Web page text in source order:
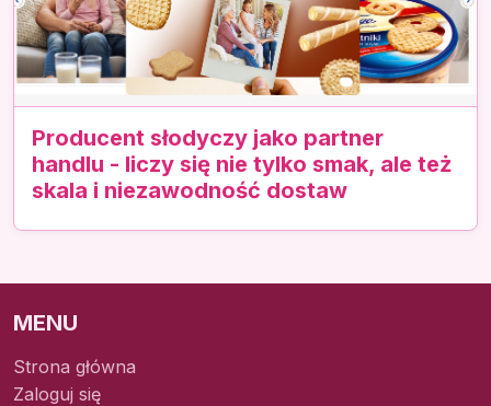
Producent słodyczy jako partner
handlu - liczy się nie tylko smak, ale też
skala i niezawodność dostaw
MENU
Strona główna
Zaloguj się